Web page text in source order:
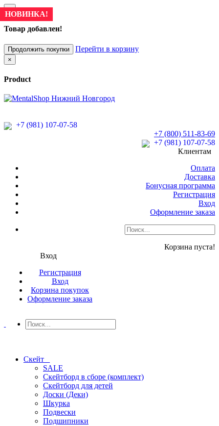
×
Товар добавлен!
Продолжить покупки Перейти в корзину
×
Product
+7 (981) 107-07-58
+7 (800) 511-83-69
+7 (981) 107-07-58
Клиентам
Оплата
Доставка
Бонусная программа
Регистрация
Вход
Оформление заказа
Корзина пуста!
Вход
Регистрация
Вход
Корзина покупок
Оформление заказа
Скейт
SALE
Скейтборд в сборе (комплект)
Скейтборд для детей
Доски (Деки)
Шкурка
Подвески
Подшипники
НОВИНКА!